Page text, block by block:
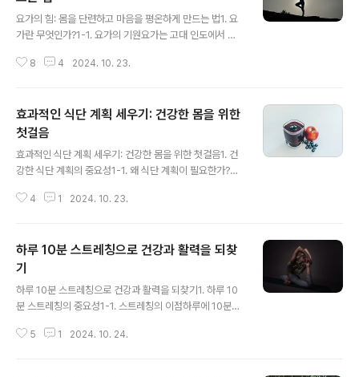
요가의 힘: 몸을 단련하고 마음을 평온하게 만드는 법1. 요
가란 무엇인가?1-1. 요가의 기원요가는 고대 인도에서 시
를 가지고 있습니다. 본래는 영적 성장과 깨달음을 위한 수
필수적인 운동으로 자리 잡았습니다. 1-2. 현대 사회에서
요가의 역할오늘날 요가는 더 이상 단순한 운동 이상의 의
미를 지닙니다. 빠르게 돌아가는 현대 사회에서 요가는 몸
을 움직이고 근육을 강화할 뿐만 아니라, 정신을 안정시키
고 마음의 평화를 찾는 데 중요한 역할을 하고 있습니다. 특
히 스트레스와 불안이 일상에 만연한 지금, 요가는 많은 이
8 4 2024. 10. 23.
효과적인 식단 계획 세우기: 건강한 몸을 위한
첫걸음
효과적인 식단 계획 세우기: 건강한 몸을 위한 첫걸음1. 건
강한 식단 계획의 중요성1-1. 왜 식단 계획이 필요한가?우
료는 바로 우리가 먹는 음식에서 나옵니다. 그러나 단순히
을 때, 먹는 음식이 단순한 기호가 아닌 건강과 직결된다는
사실을 깨달았습니다. 특히 바쁜 현대인들에게 무작정 식
사를 하는 것보다 식단을 체계적으로 관리하는 것은 건강
을 지키는 중요한 전략입니다. 1-2. 건강에 미치는 식단의
영향제가 식단 계획을 시작하기 전에는 자주 피곤함을 느
끼고, 체중이 들쑥날쑥했습니다. 건강하지 않은 식습관은
4 1 2024. 10. 23.
하루 10분 스트레칭으로 건강과 활력을 되찾
기
하루 10분 스트레칭으로 건강과 활력을 되찾기1. 하루 10
분 스트레칭의 중요성1-1. 스트레칭의 이점하루에 10분씩
미를 가집니다. 스트레칭은 근육의 긴장을 풀고, 유연성을
5 1 2024. 10. 24.